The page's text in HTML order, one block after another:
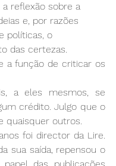
reflexão sobre a
e, por razões
políticas, o
das certezas.
a função de criticar os
a eles mesmos, se
crédito. Julgo que o
quaisquer outros.
foi director da Lire.
sua saída, repensou o